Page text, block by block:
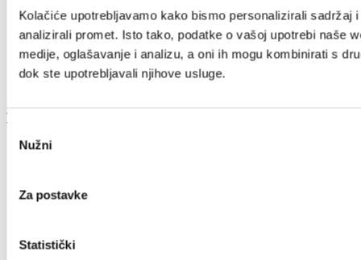
Kolačiće upotrebljavamo kako bismo personalizirali sadržaj
analizirali promet. Isto tako, podatke o vašoj upotrebi naše
medije, oglašavanje i analizu, a oni ih mogu kombinirati s
dok ste upotrebljavali njihove usluge.
pristanka
Nužni
Za postavke
Statistički
TikTok